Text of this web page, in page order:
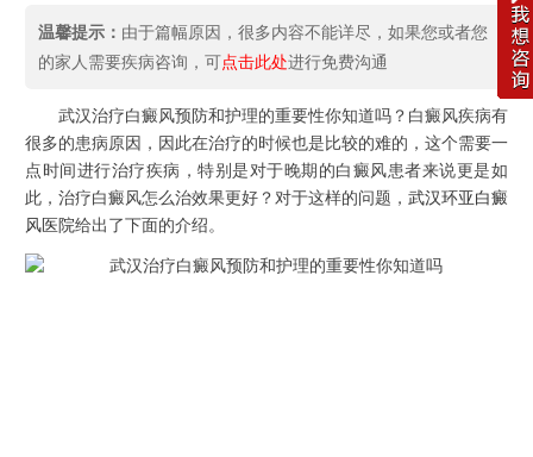
温馨提示： 由于篇幅原因，很多内容不能详尽，如果您或者您
的家人需要疾病咨询，可点击此处进行免费沟通
武汉治疗白癜风预防和护理的重要性你知道吗？白癜风疾病有
很多的患病原因，因此在治疗的时候也是比较的难的，这个需要一
点时间进行治疗疾病，特别是对于晚期的白癜风患者来说更是如
此，治疗白癜风怎么治效果更好？对于这样的问题， 武汉环亚白癜
风医院给出了下面的介绍。